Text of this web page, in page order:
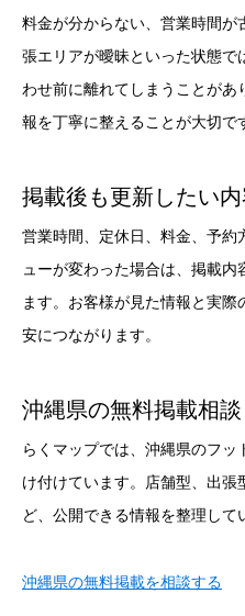
料金が分からない、営業時間が
張エリアが曖昧といった状態で
わせ前に離れてしまうことがあ
報を丁寧に整えることが大切で
掲載後も更新したい内
営業時間、定休日、料金、予約
ューが変わった場合は、掲載内
ます。お客様が見た情報と実
安につながります。
沖縄県の無料掲載相談
らくマップでは、沖縄県のフ
け付けています。店舗型、出張
ど、公開できる情報を整理して
沖縄県の無料掲載を相談する